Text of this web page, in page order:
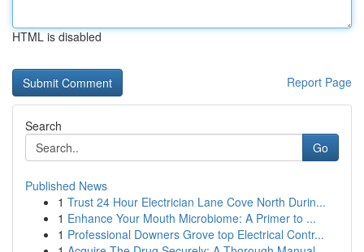
HTML is disabled
Report Page
Search
Go
Published News
1 Trust 24 Hour Electrician Lane Cove North Durin...
1 Enhance Your Mouth Microbiome: A Primer to ...
1 Professional Downers Grove top Electrical Contr...